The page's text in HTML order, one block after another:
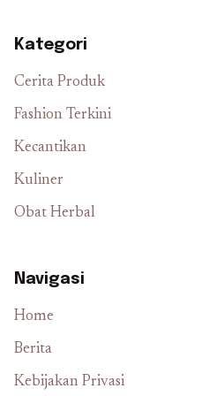
Kategori
Cerita Produk
Fashion Terkini
Kecantikan
Kuliner
Obat Herbal
Navigasi
Home
Berita
Kebijakan Privasi